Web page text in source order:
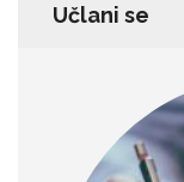
Učlani se